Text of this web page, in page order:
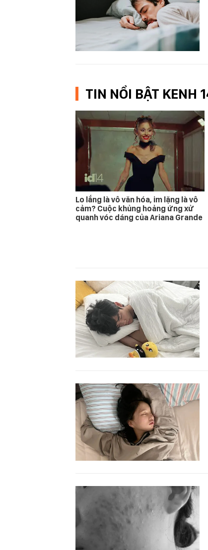
TIN NỔI BẬT KENH
Lo lắng là vô văn hóa, im lặng là vô
cảm? Cuộc khủng hoảng ứng xử
quanh vóc dáng của Ariana Grande